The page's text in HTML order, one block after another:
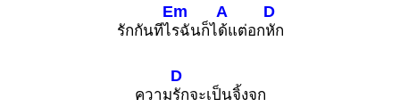
รักกันทีไ
Em
รฉันก็ไ
A
ด้แต่อก
D
หัก
ความ
D
รักจะเป็นจิ้งจก